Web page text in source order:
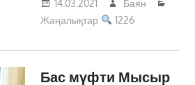
14.03.2021
Баян
Жаңалықтар
1226
Бас мүфти Мысыр